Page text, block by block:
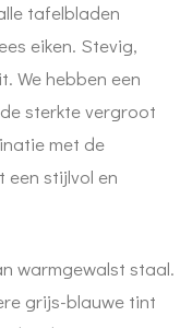
tafelbladen
eiken. Stevig,
We hebben een
sterkte vergroot
met de
stijlvol en
warmgewalst staal.
grijs-blauwe tint